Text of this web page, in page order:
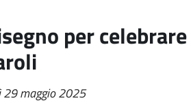
per
29 maggio 2025